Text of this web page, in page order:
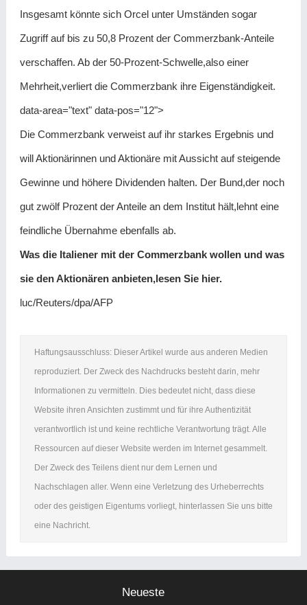
Insgesamt könnte sich Orcel unter Umständen sogar
Zugriff auf bis zu 50,8 Prozent der Commerzbank-Anteile
verschaffen. Ab der 50-Prozent-Schwelle,also einer
Mehrheit,verliert die Commerzbank ihre Eigenständigkeit.
data-area="text" data-pos="12">
Die Commerzbank verweist auf ihr starkes Ergebnis und
will Aktionärinnen und Aktionäre mit Aussicht auf steigende
Gewinne und höhere Dividenden halten. Der Bund,der noch
gut zwölf Prozent der Anteile an dem Institut hält,lehnt eine
feindliche Übernahme ebenfalls ab.
Was die Italiener mit der Commerzbank wollen und was
sie den Aktionären anbieten,lesen Sie hier.
luc/Reuters/dpa/AFP
Haftungsausschluss: Dieser Artikel wurde aus anderen Medien
reproduziert. Der Zweck des Nachdrucks besteht darin, mehr
Informationen zu vermitteln. Dies bedeutet nicht, dass diese
Website ihren Ansichten zustimmt und für ihre Authentizität
verantwortlich ist und keine rechtliche Verantwortung trägt. Alle
Ressourcen auf dieser Website werden im Internet gesammelt.
Der Zweck des Teilens dient nur dem Lernen und
Nachschlagen aller. Wenn eine Verletzung des Urheberrechts
oder des geistigen Eigentums vorliegt, hinterlassen Sie uns bitte
eine Nachricht.
Neueste